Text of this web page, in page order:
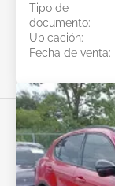
Tipo de
documento:
Ubicación:
Fecha de venta: